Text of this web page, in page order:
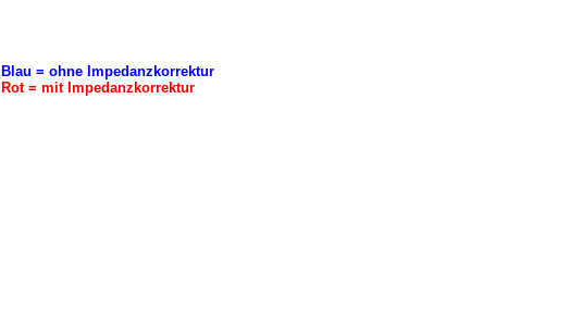
Blau = ohne Impedanzkorrektur
Rot = mit Impedanzkorrektur